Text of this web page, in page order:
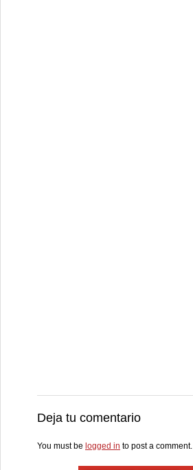
Deja tu comentario
You must be logged in to post a comment.